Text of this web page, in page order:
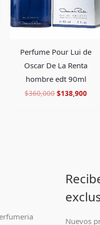
Perfume Pour Lui de
Oscar De La Renta
hombre edt 90ml
$360,000 $138,900
Nuevos